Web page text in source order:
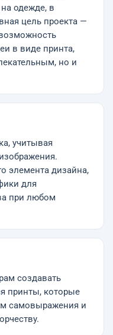
одежде, в
цель проекта —
в виде принта,
но и
учитывая
элемента дизайна,
для
при любом
создавать
принты, которые
самовыражения и